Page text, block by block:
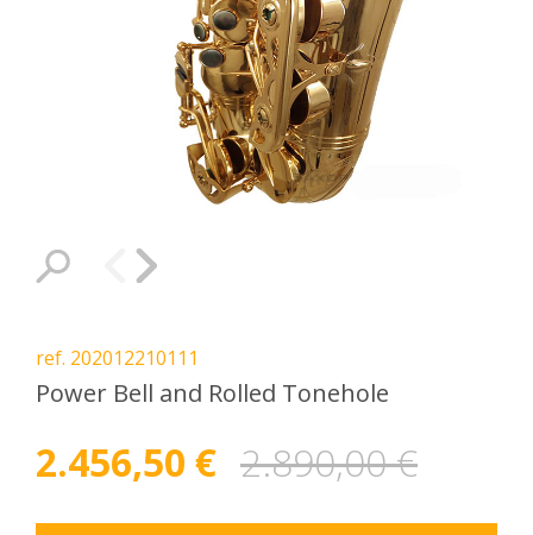
ref. 202012210111
Power Bell and Rolled Tonehole
2.456,50 € 2.890,00€